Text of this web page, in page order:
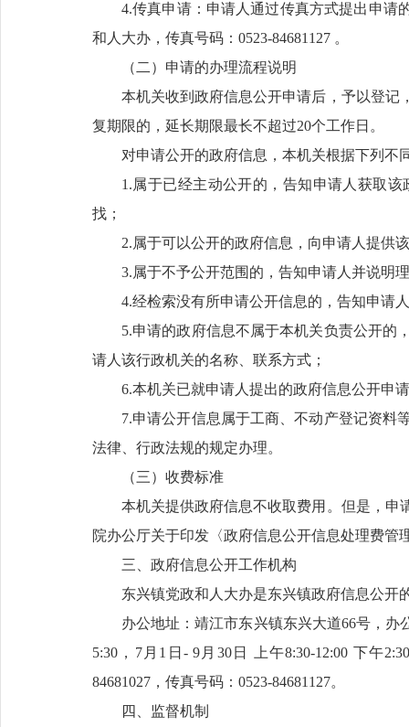
4.传真申请：申请人通过传真方式提出申请
和人大办，传真号码：0523-84681127 。
（二）申请的办理流程说明
本机关收到政府信息公开申请后，予以登记
复期限的，延长期限最长不超过20个工作日。
对申请公开的政府信息，本机关根据下列不
1.属于已经主动公开的，告知申请人获取
找；
2.属于可以公开的政府信息，向申请人提供
3.属于不予公开范围的，告知申请人并说明
4.经检索没有所申请公开信息的，告知申请
5.申请的政府信息不属于本机关负责公开的
请人该行政机关的名称、联系方式；
6.本机关已就申请人提出的政府信息公开申
7.申请公开信息属于工商、不动产登记资料
法律、行政法规的规定办理。
（三）收费标准
本机关提供政府信息不收取费用。但是，申
院办公厅关于印发〈政府信息公开信息处理费管
三、政府信息公开工作机构
东兴镇党政和人大办是东兴镇政府信息公开
办公地址：靖江市东兴镇东兴大道66号，办
5:30，7月1日- 9月30日 上午8:30-12:00 下午
84681027，传真号码：0523-84681127。
四、监督机制